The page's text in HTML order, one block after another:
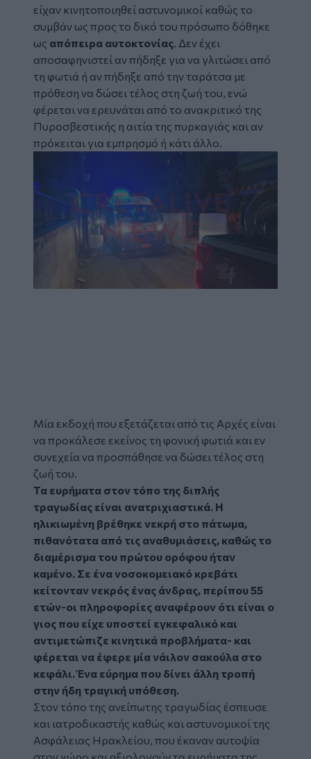
είχαν κινητοποιηθεί αστυνομικοί καθώς το
συμβάν ως προς το δικό του πρόσωπο δόθηκε
ως απόπειρα αυτοκτονίας. Δεν έχει
αποσαφηνιστεί αν πήδηξε για να γλιτώσει από
τη φωτιά ή αν πήδηξε από την ταράτσα με
πρόθεση να δώσει τέλος στη ζωή του, ενώ
φέρεται να ερευνάται από το ανακριτικό της
Πυροσβεστικής η αιτία της πυρκαγιάς και αν
πρόκειται για εμπρησμό ή κάτι άλλο.
Μία εκδοχή που εξετάζεται από τις Αρχές είναι
να προκάλεσε εκείνος τη φονική φωτιά και εν
συνεχεία να προσπάθησε να δώσει τέλος στη
ζωή του.
Τα ευρήματα στον τόπο της διπλής
τραγωδίας είναι ανατριχιαστικά. Η
ηλικιωμένη βρέθηκε νεκρή στο πάτωμα,
πιθανότατα από τις αναθυμιάσεις, καθώς το
διαμέρισμα του πρώτου ορόφου ήταν
καμένο. Σε ένα νοσοκομειακό κρεβάτι
κείτονταν νεκρός ένας άνδρας, περίπου 55
ετών-οι πληροφορίες αναφέρουν ότι είναι ο
γιος που είχε υποστεί εγκεφαλικό και
αντιμετώπιζε κινητικά προβλήματα- και
φέρεται να έφερε μία νάιλον σακούλα στο
κεφάλι. Ένα εύρημα που δίνει άλλη τροπή
στην ήδη τραγική υπόθεση.
Στον τόπο της ανείπωτης τραγωδίας έσπευσε
και ιατροδικαστής καθώς και αστυνομικοί της
Ασφάλειας Ηρακλείου, που έκαναν αυτοψία